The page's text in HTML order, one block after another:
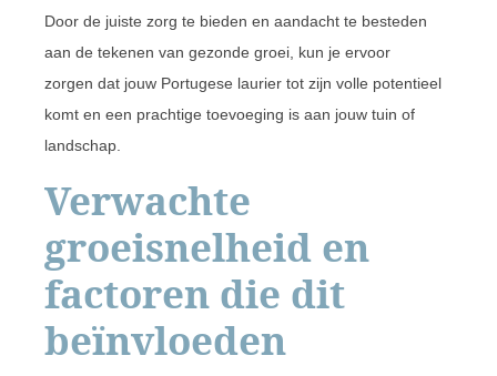
Door de juiste zorg te bieden en aandacht te besteden
aan de tekenen van gezonde groei, kun je ervoor
zorgen dat jouw Portugese laurier tot zijn volle potentieel
komt en een prachtige toevoeging is aan jouw tuin of
landschap.
Verwachte
groeisnelheid en
factoren die dit
beïnvloeden